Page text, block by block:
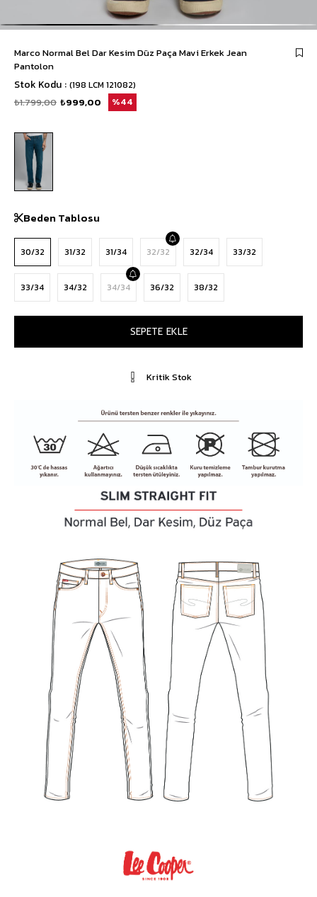
Marco Normal Bel Dar Kesim Düz Paça Mavi Erkek Jean
Pantolon
Stok Kodu (198 LCM 121082)
₺1.799,00 ₺999,00 44
Beden Tablosu
30/32 31/32 31/34 32/32 32/34 33/32
33/34 34/32 34/34 36/32 38/32
Kritik Stok